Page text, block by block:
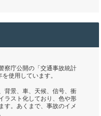
察庁公開の「交通事故統計
使用しています。
背景、車、天候、信号、衝
ラスト化しており、色や形
す。あくまで、事故のイメ